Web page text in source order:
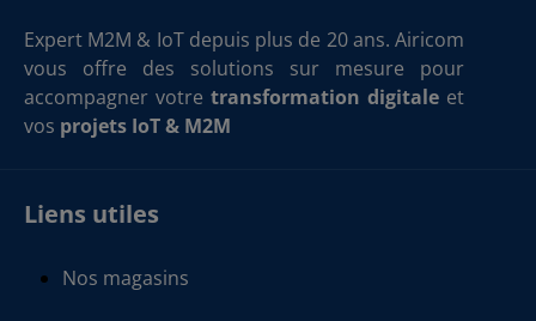
Expert M2M & IoT depuis plus de 20 ans. Airicom
vous offre des solutions sur mesure pour
accompagner votre transformation digitale et
vos projets IoT & M2M
Liens utiles
Nos magasins